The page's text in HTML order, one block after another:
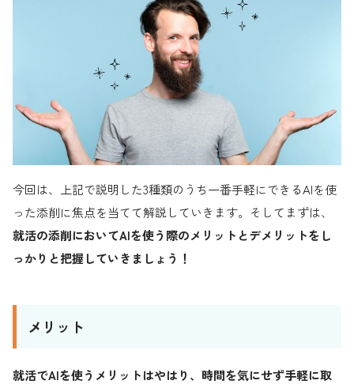
今回は、上記で説明した3種類のうち一番手軽にできるAIを使
った添削に焦点を当てて解説していきます。そしてまずは、
就活の添削においてAIを使う際のメリットとデメリットをし
っかりと把握していきましょう！
メリット
就活でAIを使うメリットはやはり、時間を気にせず手軽に取